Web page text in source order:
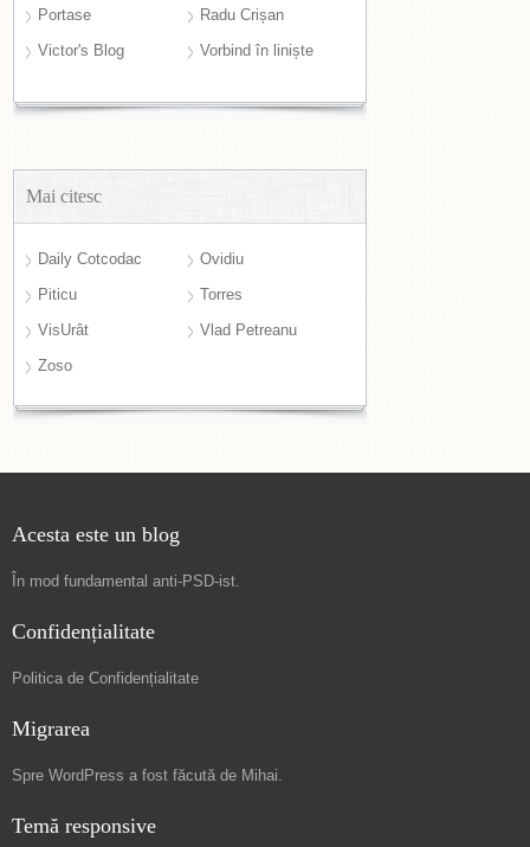
Portase
Radu Crișan
Victor's Blog
Vorbind în liniște
Mai citesc
Daily Cotcodac
Ovidiu
Piticu
Torres
VisUrât
Vlad Petreanu
Zoso
Acesta este un blog
În mod fundamental anti-PSD-ist.
Confidențialitate
Politica de Confidențialitate
Migrarea
Spre WordPress a fost făcută de Mihai.
Temă responsive